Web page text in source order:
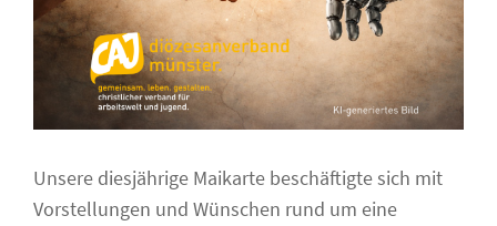
Unsere diesjährige Maikarte beschäftigte sich mit
Vorstellungen und Wünschen rund um eine